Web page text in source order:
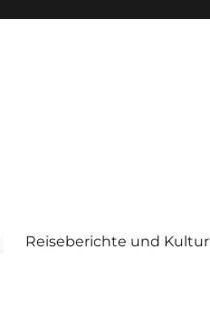
Reiseberichte und Kultur